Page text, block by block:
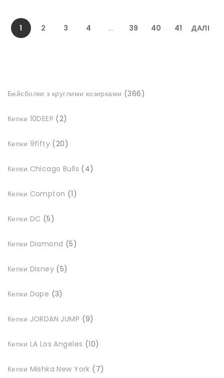
1 2 3 4 … 39 40 41 ДАЛІ
Бейсболки з круглими козирками 366366
Кепки 10DEEP
2товари
Кепки 9fifty 20товарів
Кепки Chicago Bulls 4товари
Кепки Compton 1товар
Кепки DC 5товарів
Кепки Diamond 5товарів
Кепки Disney 5товарів
Кепки Dope 3товари
Кепки JORDAN JUMP 9товарів
Кепки LA Los Angeles 10товарів
Кепки Mishka New York 7товарів